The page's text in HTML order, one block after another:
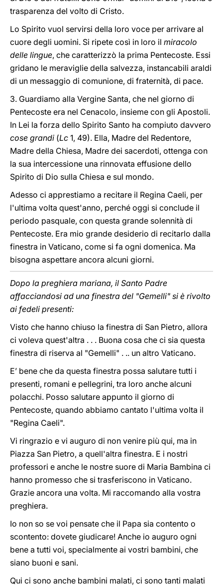
trasparenza del volto di Cristo.
Lo Spirito vuol servirsi della loro voce per arrivare al
cuore degli uomini. Si ripete così in loro il miracolo
delle lingue, che caratterizzò la prima Pentecoste. Essi
gridano le meraviglie della salvezza, instancabili araldi
di un messaggio di comunione, di fraternità, di pace.
3. Guardiamo alla Vergine Santa, che nel giorno di
Pentecoste era nel Cenacolo, insieme con gli Apostoli.
In Lei la forza dello Spirito Santo ha compiuto davvero
cose grandi (Lc 1, 49). Ella, Madre del Redentore,
Madre della Chiesa, Madre dei sacerdoti, ottenga con
la sua intercessione una rinnovata effusione dello
Spirito di Dio sulla Chiesa e sul mondo.
Adesso ci apprestiamo a recitare il Regina Caeli, per
l'ultima volta quest'anno, perché oggi si conclude il
periodo pasquale, con questa grande solennità di
Pentecoste. Era mio grande desiderio di recitarlo dalla
finestra in Vaticano, come si fa ogni domenica. Ma
bisogna aspettare ancora alcuni giorni.
Dopo la preghiera mariana, il Santo Padre
affacciandosi ad una finestra del "Gemelli" si è rivolto
ai fedeli presenti:
Visto che hanno chiuso la finestra di San Pietro, allora
ci voleva quest'altra . . . Buona cosa che ci sia questa
finestra di riserva al "Gemelli" . .. un altro Vaticano.
E’ bene che da questa finestra possa salutare tutti i
presenti, romani e pellegrini, tra loro anche alcuni
polacchi. Posso salutare appunto il giorno di
Pentecoste, quando abbiamo cantato l'ultima volta il
"Regina Caeli".
Vi ringrazio e vi auguro di non venire più qui, ma in
Piazza San Pietro, a quell'altra finestra. E i nostri
professori e anche le nostre suore di Maria Bambina ci
hanno promesso che si trasferiscono in Vaticano.
Grazie ancora una volta. Mi raccomando alla vostra
preghiera.
Io non so se voi pensate che il Papa sia contento o
scontento: dovete giudicare! Anche io auguro ogni
bene a tutti voi, specialmente ai vostri bambini, che
siano buoni e sani.
Qui ci sono anche bambini malati, ci sono tanti malati